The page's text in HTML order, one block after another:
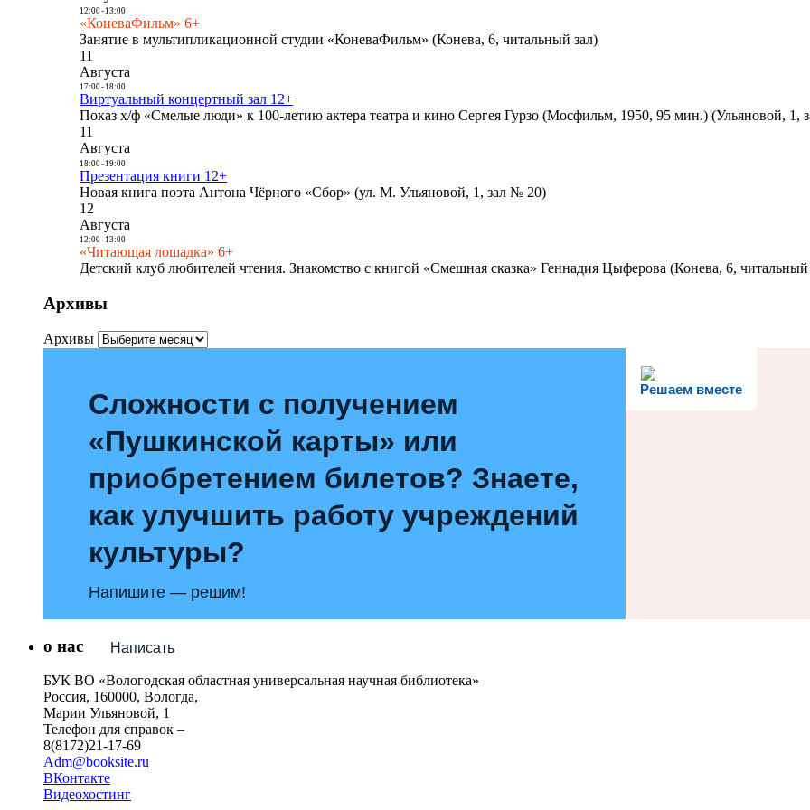
12:00- 13:00
«КоневаФильм» 6+
Занятие в мультипликационной студии «КоневаФильм» (Конева, 6, читальный зал)
11
Августа
17:00- 18:00
Виртуальный концертный зал 12+
Показ х/ф «Смелые люди» к 100-летию актера театра и кино Сергея Гурзо (Мосфильм, 1950, 95 мин.) (Ульяновой, 1,
11
Августа
18:00- 19:00
Презентация книги 12+
Новая книга поэта Антона Чёрного «Сбор» (ул. М. Ульяновой, 1, зал № 20)
12
Августа
12:00- 13:00
«Читающая лошадка» 6+
Детский клуб любителей чтения. Знакомство с книгой «Смешная сказка» Геннадия Цыферова (Конева, 6, читальный
Архивы
Архивы
Решаем вместе
Сложности с получением
«Пушкинской карты» или
приобретением билетов? Знаете,
как улучшить работу учреждений
культуры?
Напишите — решим!
Написать
о нас
БУК ВО «Вологодская областная универсальная научная библиотека»
Россия, 160000, Вологда,
Марии Ульяновой, 1
Телефон для справок –
8(8172)21-17-69
Adm@booksite.ru
ВКонтакте
Видеохостинг